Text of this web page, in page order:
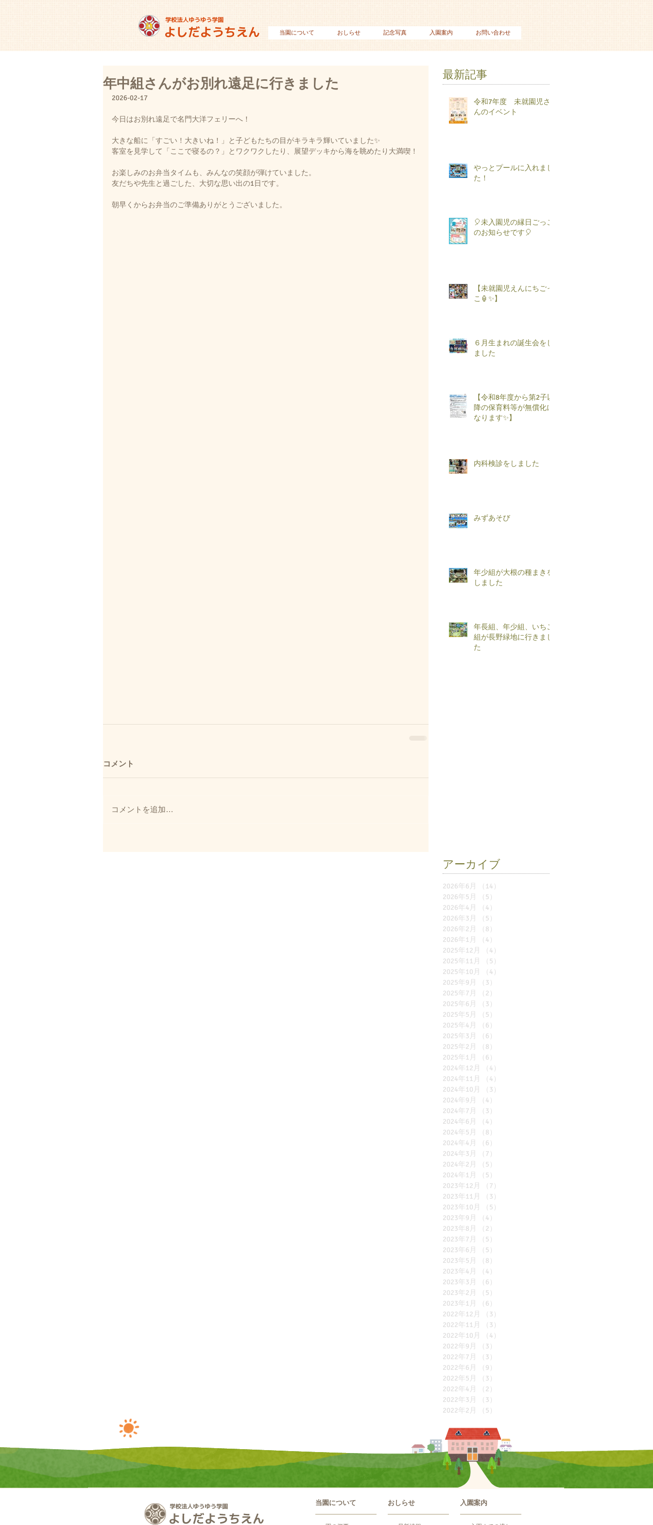
当園について おしらせ 記念写真 入園案内 お問い合わせ
年中組さんがお別れ遠足に行きました
2026-02-17
今日はお別れ遠足で名門大洋フェリーへ！
大きな船に「すごい！大きいね！」と子どもたちの目がキラキラ輝いていました✨
客室を見学して「ここで寝るの？」とワクワクしたり、展望デッキから海を眺めたり大満喫！
お楽しみのお弁当タイムも、みんなの笑顔が弾けていました。
友だちや先生と過ごした、大切な思い出の1日です。
朝早くからお弁当のご準備ありがとうございました。
コメント
コメントを追加…
最新記事
令和7年度 未就園児さ
んのイベント
やっとプールに入れまし
た！
🎈未入園児の縁日ごっこ
のお知らせです🎈
【未就園児えんにちごっ
こ🏮✨】
６月生まれの誕生会をし
ました
【令和8年度から第2子以
降の保育料等が無償化に
なります✨】
内科検診をしました
みずあそび
年少組が大根の種まきを
しました
年長組、年少組、いちご
組が長野緑地に行きまし
た
アーカイブ
2026年6月 （14）
2026年5月
（5）
2026年4月
（4）
2026年3月
（5）
2026年2月
（8）
2026年1月
（4）
2025年12月
（4）
2025年11月
（5）
2025年10月
（4）
2025年9月
（3）
2025年7月
（2）
2025年6月
（3）
2025年5月
（5）
2025年4月
（6）
2025年3月
（6）
2025年2月
（8）
2025年1月
（6）
2024年12月
（4）
2024年11月
（4）
2024年10月
（3）
2024年9月
（4）
2024年7月
（3）
2024年6月
（4）
2024年5月
（8）
2024年4月
（6）
2024年3月
（7）
2024年2月
（5）
2024年1月
（5）
2023年12月
（7）
2023年11月
（3）
2023年10月
（5）
2023年9月
（4）
2023年8月
（2）
2023年7月
（5）
2023年6月
（5）
2023年5月
（8）
2023年4月
（4）
2023年3月
（6）
2023年2月
（5）
2023年1月
（6）
2022年12月
（3）
2022年11月
（3）
2022年10月
（4）
2022年9月
（3）
2022年7月
（3）
2022年6月
（9）
2022年5月
（3）
2022年4月
（2）
2022年3月
（3）
2022年2月
（5）
当園について おしらせ 入園案内